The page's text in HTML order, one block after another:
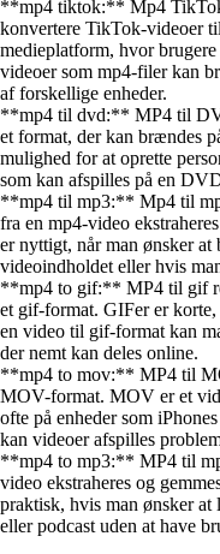
**mp4 tiktok:** Mp4
konvertere TikTok-videoer
medieplatform, hvor
videoer som mp4-filer kan
af forskellige enheder.
**mp4 til dvd:** MP4 til
et format, der kan brændes
mulighed for at oprette
som kan afspilles på en
**mp4 til mp3:** Mp4 til
fra en mp4-video
er nyttigt, når man ønsker at
videoindholdet eller hvis
**mp4 to gif:** MP4 til gif
et gif-format. GIFer er
en video til gif-format kan
der nemt kan deles online.
**mp4 to mov:** MP4 til
MOV-format. MOV er et
ofte på enheder som
kan videoer afspilles
**mp4 to mp3:** MP4 til
video ekstraheres og
praktisk, hvis man ønsker
eller podcast uden at have